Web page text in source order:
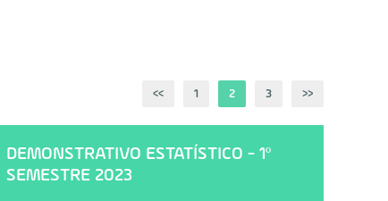
<< 1 2 3 >>
DEMONSTRATIVO ESTATÍSTICO - 1º
SEMESTRE 2023